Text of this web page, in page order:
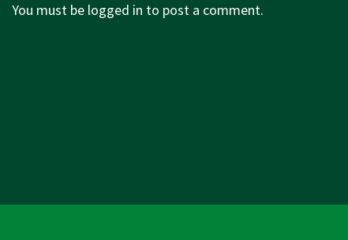
You must be logged in to post a comment.